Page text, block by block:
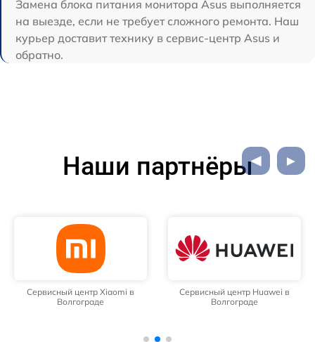
Замена блока питания монитора Asus выполняется
на выезде, если не требует сложного ремонта. Наш
курьер доставит технику в сервис-центр Asus и
обратно.
Наши партнёры
Сервисный центр Xiaomi в
Волгограде
Сервисный центр Huawei в
Волгограде